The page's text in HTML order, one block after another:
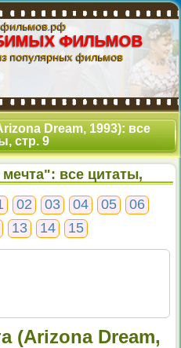
фильмов.рф
ФИЛЬМОВ
популярных фильмов
Dream, 1993): все
стр. 9
все цитаты,
02 03 04 05
06
13 14 15
(Arizona Dream,